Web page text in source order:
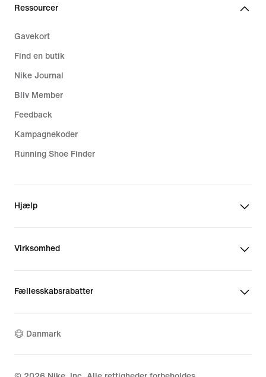
Ressourcer
Gavekort
Find en butik
Nike Journal
Bliv Member
Feedback
Kampagnekoder
Running Shoe Finder
Hjælp
Virksomhed
Fællesskabsrabatter
Danmark